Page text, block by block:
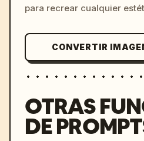
para recrear cualquier
CONVERTIR
OTRAS
DE